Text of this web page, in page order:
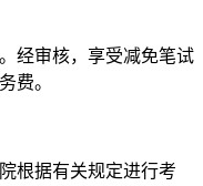
经审核，享受减免笔试
费。
根据有关规定进行考